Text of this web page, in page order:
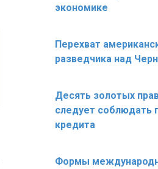
экономике
Перехват
разведчика над
Десять золотых
следует соблюдать
кредита
Формы